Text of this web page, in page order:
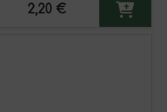
2,20 €